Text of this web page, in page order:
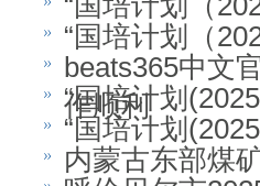
“国培计划（
beats365中文
作顺利
“国培计划
“国培计划
内蒙古东部煤